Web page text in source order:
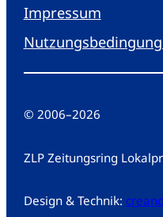
Impressum
© 2006–2026
ZLP Zeitungsring
Design & Technik: